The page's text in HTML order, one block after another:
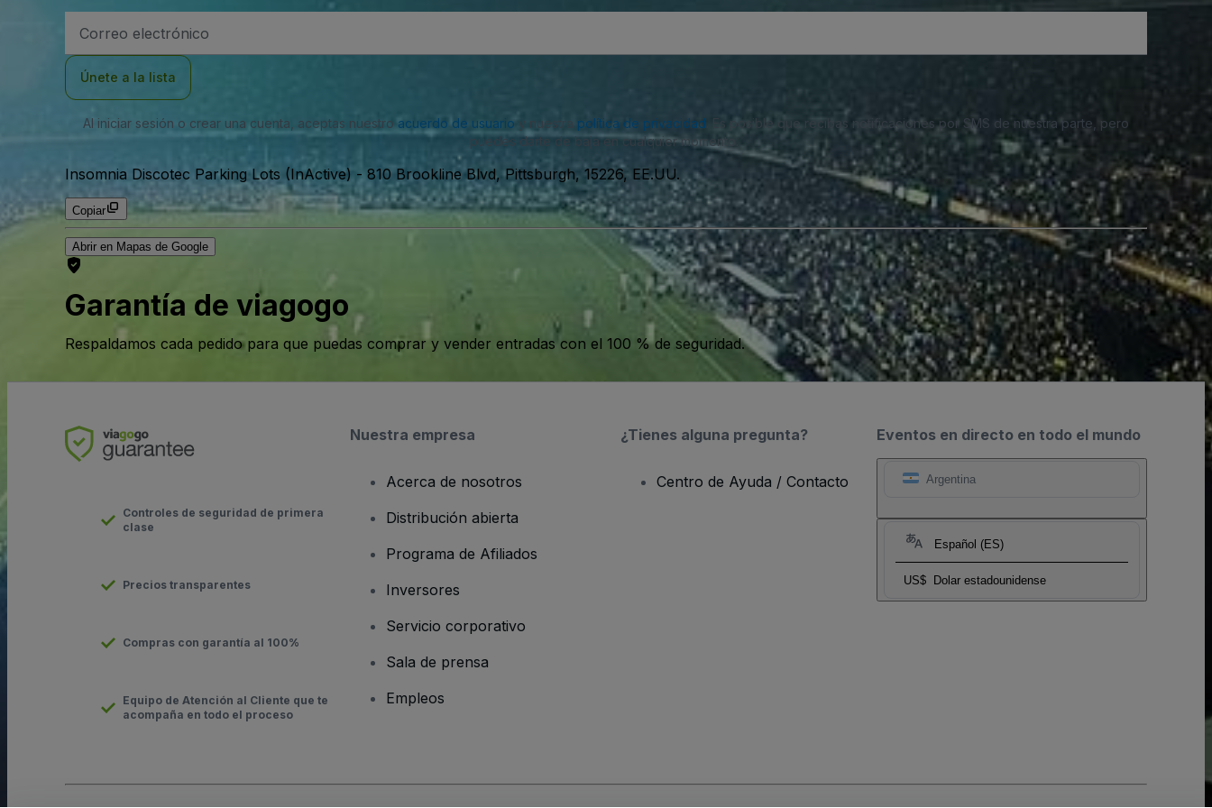
de
Únete a la lista
Al iniciar sesión o crear una cuenta, aceptas nuestro acuerdo de usuarioy nuestra política de privacidad . Es posible que recibas notificaciones por SMS de nuestra parte, pero
puedes darte de baja en cualquier momento.
Insomnia Discotec Parking Lots (InActive) - 810 Brookline Blvd, Pittsburgh, 15226, EE.UU.
Copiar
Abrir en Mapas de Google
Garantía de viagogo
Respaldamos cada pedido para que puedas comprar y vender entradas con el 100 % de seguridad.
Eventos en directo en todo el mundo
Argentina
Español (ES)
US$ Dolar estadounidense
Controles de seguridad de primera
clase
Precios transparentes
Compras con garantía al 100%
Equipo de Atención al Cliente que te
acompaña en todo el proceso
Nuestra empresa
Acerca de nosotros
Distribución abierta
Programa de Afiliados
Inversores
Servicio corporativo
Sala de prensa
Empleos
¿Tienes alguna pregunta?
Centro de Ayuda / Contacto